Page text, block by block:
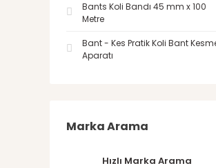
Bants Koli Bandı 45 mm x 100
Metre
Bant - Kes Pratik Koli Bant
Aparatı
Marka Arama
Hızlı Marka Arama